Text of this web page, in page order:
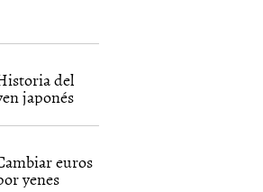
del
japonés
euros
yenes